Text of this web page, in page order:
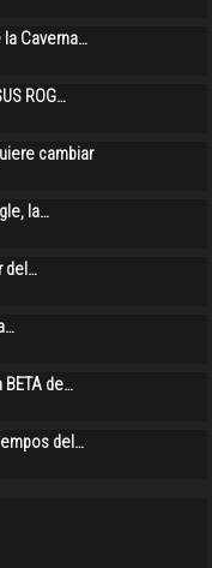
la Caverna…
ROG…
cambiar
la…
del…
de…
del…